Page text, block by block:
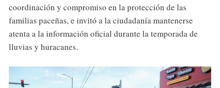
coordinación y compromiso en la protección de las
familias paceñas, e invitó a la ciudadanía mantenerse
atenta a la información oficial durante la temporada de
lluvias y huracanes.